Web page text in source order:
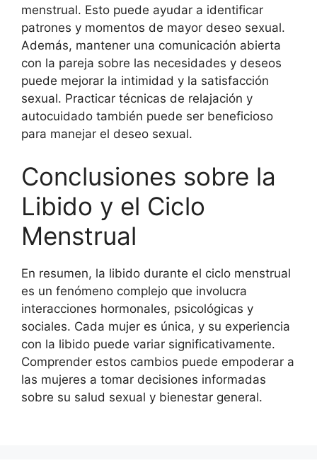
menstrual. Esto puede ayudar a identificar
patrones y momentos de mayor deseo sexual.
Además, mantener una comunicación abierta
con la pareja sobre las necesidades y deseos
puede mejorar la intimidad y la satisfacción
sexual. Practicar técnicas de relajación y
autocuidado también puede ser beneficioso
para manejar el deseo sexual.
Conclusiones sobre la
Libido y el Ciclo
Menstrual
En resumen, la libido durante el ciclo menstrual
es un fenómeno complejo que involucra
interacciones hormonales, psicológicas y
sociales. Cada mujer es única, y su experiencia
con la libido puede variar significativamente.
Comprender estos cambios puede empoderar a
las mujeres a tomar decisiones informadas
sobre su salud sexual y bienestar general.